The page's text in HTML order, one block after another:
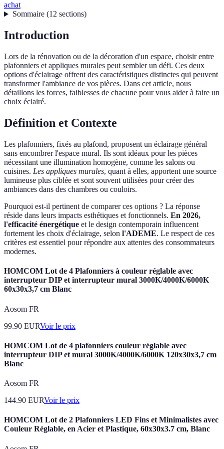
achat
Sommaire(12 sections)
Introduction
Lors de la rénovation ou de la décoration d'un espace, choisir entre
plafonniers et appliques murales peut sembler un défi. Ces deux
options d'éclairage offrent des caractéristiques distinctes qui peuvent
transformer l'ambiance de vos pièces. Dans cet article, nous
détaillons les forces, faiblesses de chacune pour vous aider à faire un
choix éclairé.
Définition et Contexte
Les plafonniers, fixés au plafond, proposent un éclairage général
sans encombrer l'espace mural. Ils sont idéaux pour les pièces
nécessitant une illumination homogène, comme les salons ou
cuisines. Les appliques murales, quant à elles, apportent une source
lumineuse plus ciblée et sont souvent utilisées pour créer des
ambiances dans des chambres ou couloirs.
Pourquoi est-il pertinent de comparer ces options ? La réponse
réside dans leurs impacts esthétiques et fonctionnels. En 2026,
l'efficacité énergétique et le design contemporain influencent
fortement les choix d'éclairage, selon l'ADEME. Le respect de ces
critères est essentiel pour répondre aux attentes des consommateurs
modernes.
HOMCOM Lot de 4 Plafonniers à couleur réglable avec
interrupteur DIP et interrupteur mural 3000K/4000K/6000K
60x30x3,7 cm Blanc
Aosom FR
99.90 EURVoir le prix
HOMCOM Lot de 4 plafonniers couleur réglable avec
interrupteur DIP et mural 3000K/4000K/6000K 120x30x3,7 cm
Blanc
Aosom FR
144.90 EURVoir le prix
HOMCOM Lot de 2 Plafonniers LED Fins et Minimalistes avec
Couleur Réglable, en Acier et Plastique, 60x30x3.7 cm, Blanc